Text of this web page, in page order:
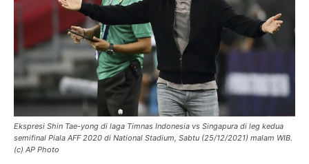
Ekspresi Shin Tae-yong di laga Timnas Indonesia vs Singapura di leg kedua
semifinal Piala AFF 2020 di National Stadium, Sabtu (25/12/2021) malam WIB.
(c) AP Photo